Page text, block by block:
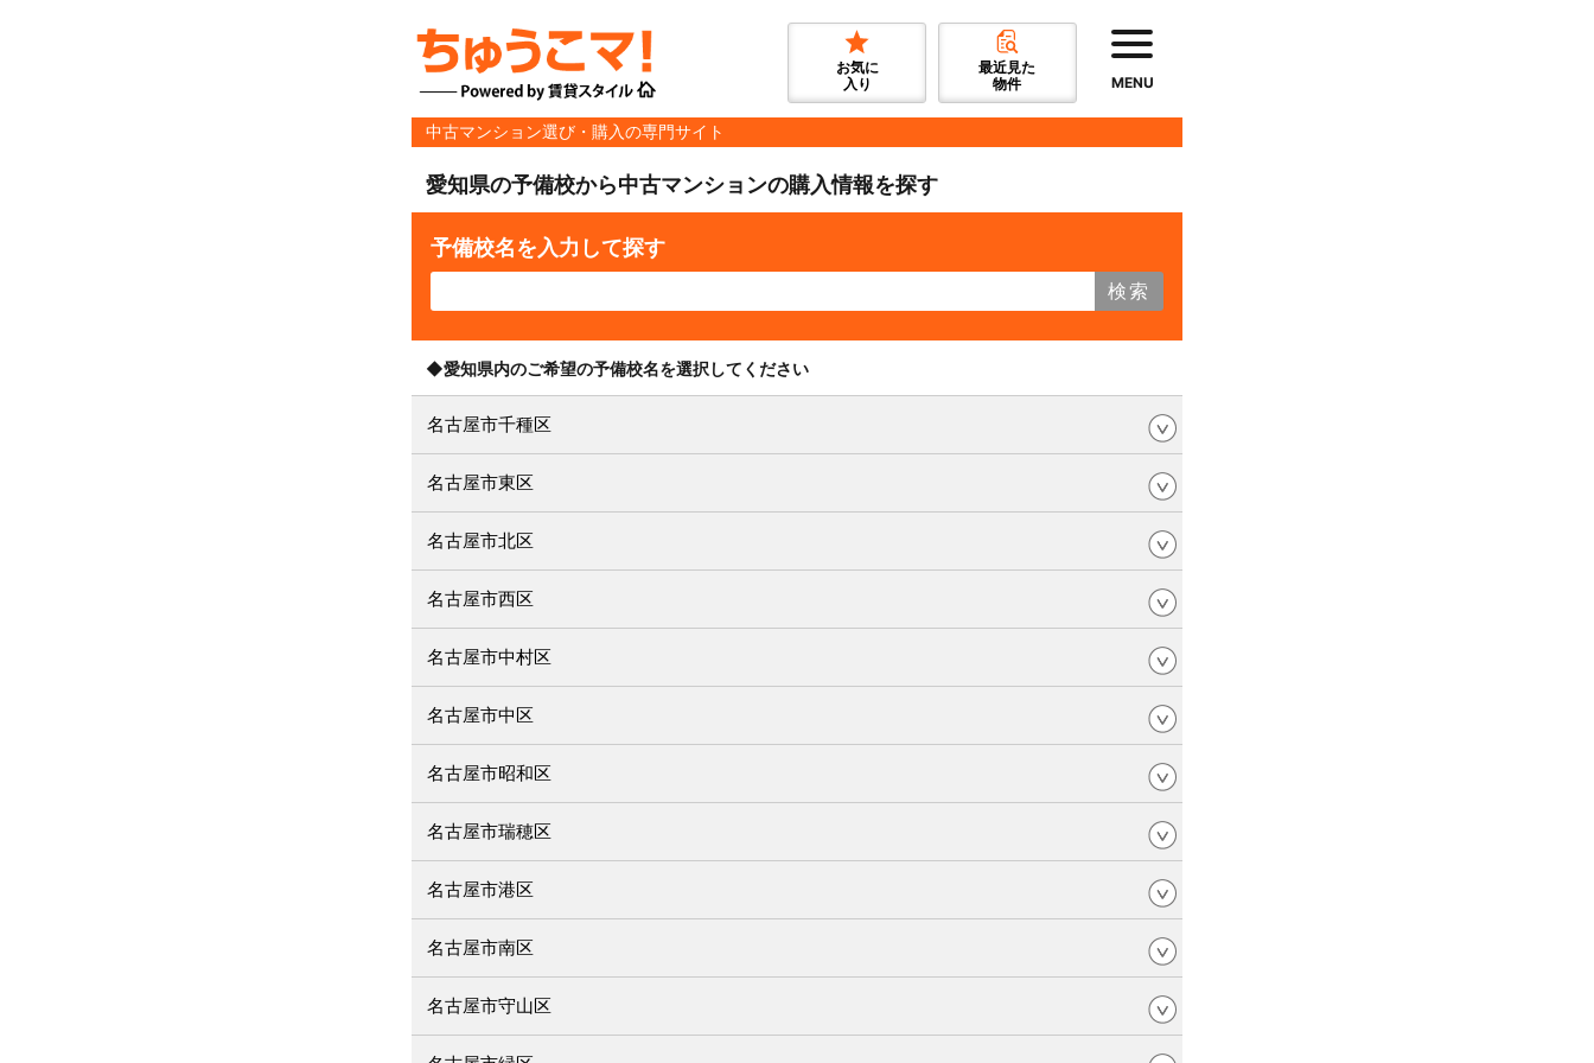
お気に
入り
最近見た
物件
MENU
中古マンション選び・購入の専門サイト
愛知県の予備校から中古マンションの購入情報を探す
予備校名を入力して探す
検索
◆愛知県内のご希望の予備校名を選択してください
名古屋市千種区
名古屋市東区
名古屋市北区
名古屋市西区
名古屋市中村区
名古屋市中区
名古屋市昭和区
名古屋市瑞穂区
名古屋市港区
名古屋市南区
名古屋市守山区